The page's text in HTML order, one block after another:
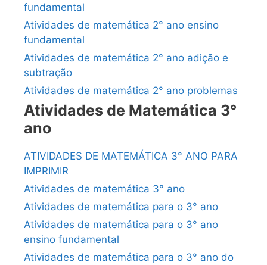
fundamental
Atividades de matemática 2° ano ensino
fundamental
Atividades de matemática 2° ano adição e
subtração
Atividades de matemática 2° ano problemas
Atividades de Matemática 3°
ano
ATIVIDADES DE MATEMÁTICA 3° ANO PARA
IMPRIMIR
Atividades de matemática 3° ano
Atividades de matemática para o 3° ano
Atividades de matemática para o 3° ano
ensino fundamental
Atividades de matemática para o 3° ano do